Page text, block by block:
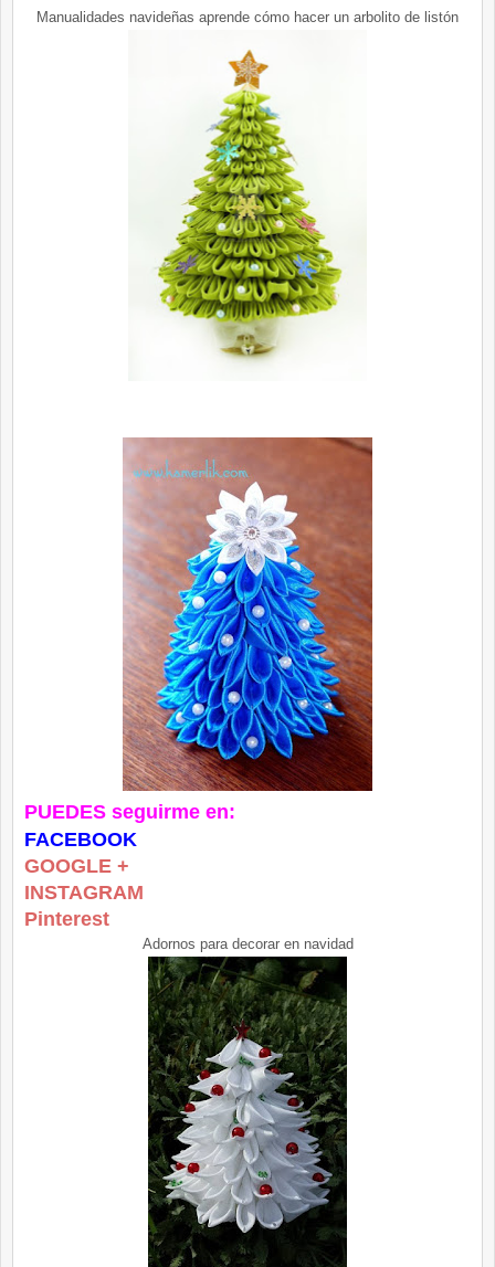
Manualidades navideñas aprende cómo hacer un arbolito de listón
PUEDES seguirme en:
FACEBOOK
GOOGLE +
INSTAGRAM
Pinterest
Adornos para decorar en navidad